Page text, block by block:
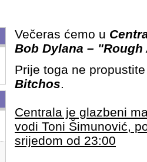
Večeras ćemo u
Bob Dylana – "Rough
Prije toga ne
Bitchos.
Centrala je glazbeni
vodi Toni Šimunović,
srijedom od 23:00